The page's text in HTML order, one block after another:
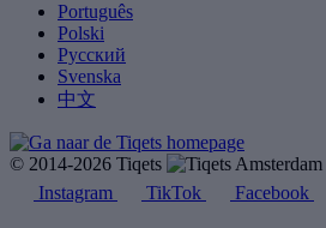
Português
Polski
Русский
Svenska
中文
© 2014-2026 Tiqets
Instagram
TikTok Facebook